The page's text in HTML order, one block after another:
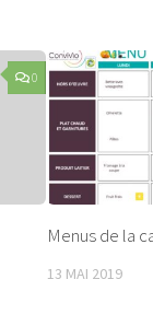
0
Menus de la
13 MAI 2019